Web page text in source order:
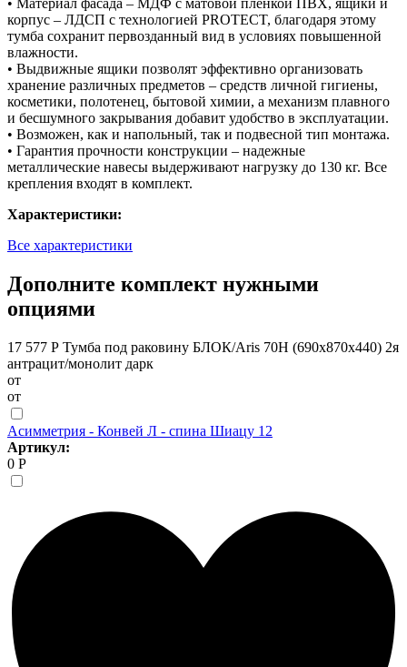
корпус – ЛДСП с технологией PROTECT, благодаря этому
тумба сохранит первозданный вид в условиях повышенной
влажности.
• Выдвижные ящики позволят эффективно организовать
хранение различных предметов – средств личной гигиены,
косметики, полотенец, бытовой химии, а механизм плавного
и бесшумного закрывания добавит удобство в эксплуатации.
• Возможен, как и напольный, так и подвесной тип монтажа.
• Гарантия прочности конструкции – надежные
металлические навесы выдерживают нагрузку до 130 кг. Все
крепления входят в комплект.
Характеристики:
Все характеристики
Дополните комплект нужными
опциями
17 577 Р Тумба под раковину БЛОК/Aris 70Н (690х870х440) 2я
антрацит/монолит дарк
от
от
Асимметрия - Конвей Л - спина Шиацу 12
Артикул:
0 Р